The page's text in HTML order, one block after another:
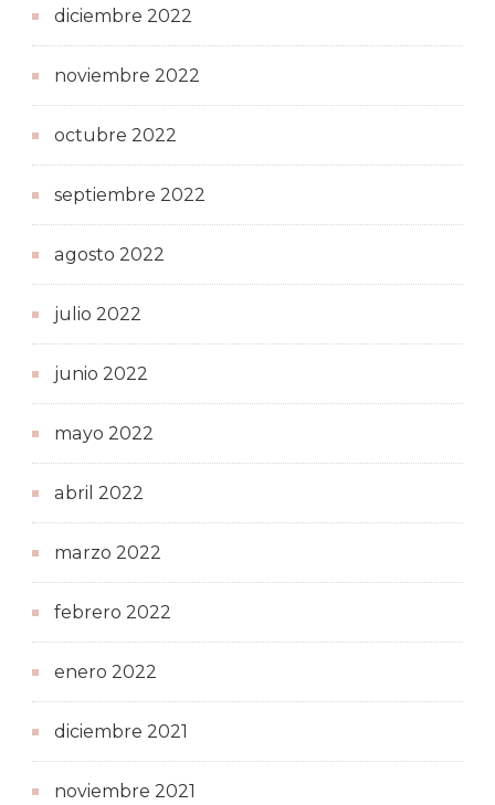
diciembre 2022
noviembre 2022
octubre 2022
septiembre 2022
agosto 2022
julio 2022
junio 2022
mayo 2022
abril 2022
marzo 2022
febrero 2022
enero 2022
diciembre 2021
noviembre 2021